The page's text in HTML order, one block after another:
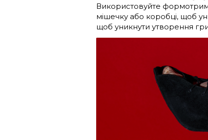
Використовуйте
мішечку або коробці, щоб
щоб уникнути утворення